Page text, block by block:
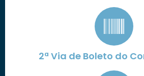
2ª Via de Boleto do